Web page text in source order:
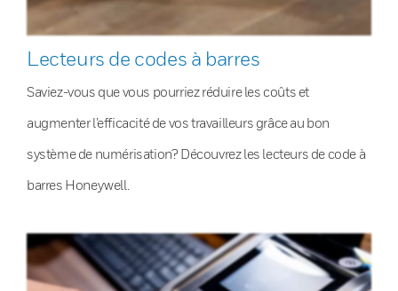
Lecteurs de codes à barres
Saviez-vous que vous pourriez réduire les coûts et
augmenter l’efficacité de vos travailleurs grâce au bon
système de numérisation? Découvrez les lecteurs de code à
barres Honeywell.